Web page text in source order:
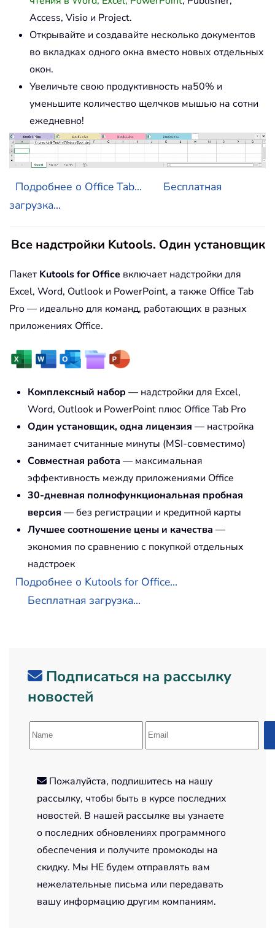
Access, Visio и Project.
Открывайте и создавайте несколько документов
во вкладках одного окна вместо новых отдельных
окон.
Увеличьте свою продуктивность на50% и
уменьшите количество щелчков мышью на сотни
ежедневно!
Подробнее о Office Tab...
Бесплатная
загрузка...
Все надстройки Kutools. Один установщик
Пакет Kutools for Office включает надстройки для
Excel, Word, Outlook и PowerPoint, а также Office Tab
Pro — идеально для команд, работающих в разных
приложениях Office.
Комплексный набор — надстройки для Excel,
Word, Outlook и PowerPoint плюс Office Tab Pro
Один установщик, одна лицензия — настройка
занимает считанные минуты (MSI-совместимо)
Совместная работа — максимальная
эффективность между приложениями Office
30-дневная полнофункциональная пробная
версия — без регистрации и кредитной карты
Лучшее соотношение цены и качества —
экономия по сравнению с покупкой отдельных
надстроек
Подробнее о Kutools for Office...
Бесплатная загрузка...
Подписаться на рассылку
новостей
Пожалуйста, подпишитесь на нашу
рассылку, чтобы быть в курсе последних
новостей. В нашей рассылке вы узнаете
о последних обновлениях программного
обеспечения и получите промокоды на
скидку. Мы НЕ будем отправлять вам
нежелательные письма или передавать
вашу информацию другим компаниям.